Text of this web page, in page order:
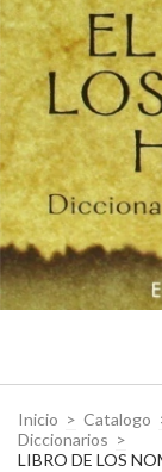
Inicio > Catalogo
Diccionarios >
LIBRO DE LOS